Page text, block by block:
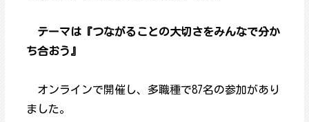
テーマは『つながることの大切さをみんなで分か
ち合おう』
オンラインで開催し、多職種で87名の参加があり
ました。